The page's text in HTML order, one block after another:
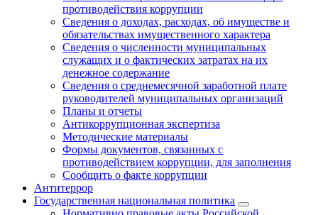
противодействия коррупции
Сведения о доходах, расходах, об имуществе и
обязательствах имущественного характера
Сведения о численности муниципальных
служащих и о фактических затратах на их
денежное содержание
Сведения о среднемесячной заработной плате
руководителей муниципальных организаций
Планы и отчеты
Антикоррупционная экспертиза
Методические материалы
Формы документов, связанных с
противодействием коррупции, для заполнения
Сообщить о факте коррупции
Антитеррор
Государственная национальная политика